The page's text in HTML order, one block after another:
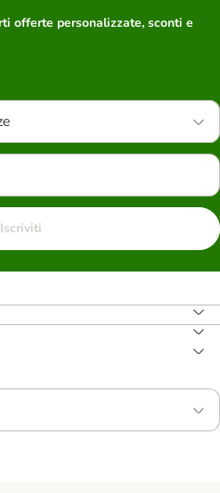
offerte personalizzate, sconti e
Iscriviti